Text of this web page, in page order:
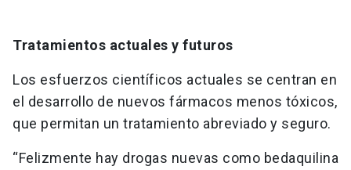
Tratamientos actuales y futuros
Los esfuerzos científicos actuales se centran en
el desarrollo de nuevos fármacos menos tóxicos,
que permitan un tratamiento abreviado y seguro.
“Felizmente hay drogas nuevas como bedaquilina